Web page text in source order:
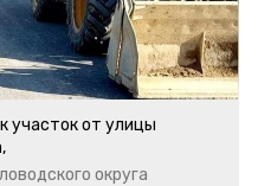
участок от улицы
округа